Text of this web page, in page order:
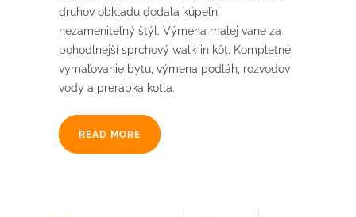
druhov obkladu dodala kúpeľni
nezameniteľný štýl. Výmena malej vane za
pohodlnejší sprchový walk-in kôt. Kompletné
vymaľovanie bytu, výmena podláh, rozvodov
vody a prerábka kotla.
READ MORE